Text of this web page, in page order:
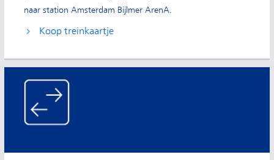
naar station Amsterdam Bijlmer ArenA.
Koop treinkaartje